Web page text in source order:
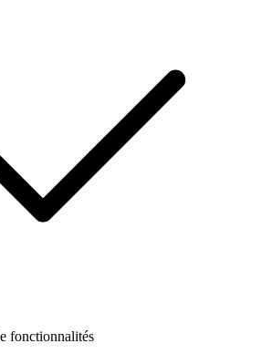
fonctionnalités